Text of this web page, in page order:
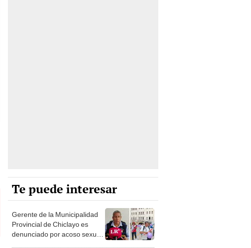
Te puede interesar
Gerente de la Municipalidad
Provincial de Chiclayo es
denunciado por acoso sexual